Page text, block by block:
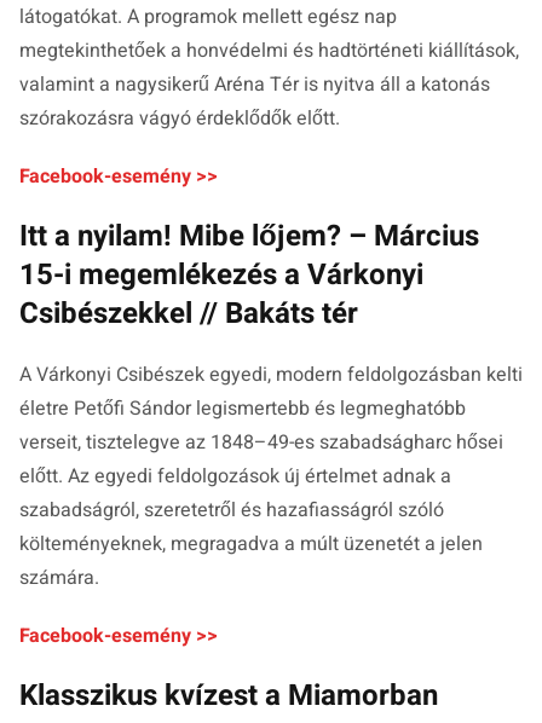
látogatókat. A programok mellett egész nap
megtekinthetőek a honvédelmi és hadtörténeti kiállítások,
valamint a nagysikerű Aréna Tér is nyitva áll a katonás
szórakozásra vágyó érdeklődők előtt.
Facebook-esemény >>
Itt a nyilam! Mibe lőjem? – Március
15-i megemlékezés a Várkonyi
Csibészekkel // Bakáts tér
A Várkonyi Csibészek egyedi, modern feldolgozásban kelti
életre Petőfi Sándor legismertebb és legmeghatóbb
verseit, tisztelegve az 1848–49-es szabadságharc hősei
előtt. Az egyedi feldolgozások új értelmet adnak a
szabadságról, szeretetről és hazafiasságról szóló
költeményeknek, megragadva a múlt üzenetét a jelen
számára.
Facebook-esemény >>
Klasszikus kvízest a Miamorban